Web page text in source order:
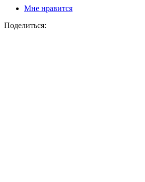
Мне нравится
Поделиться: